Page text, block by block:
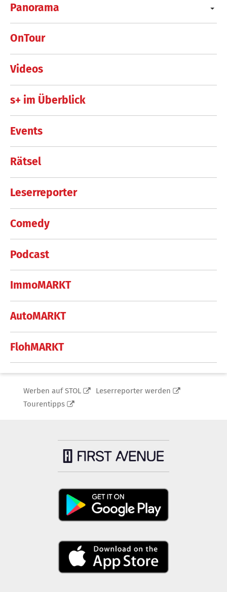
Panorama
OnTour
Videos
s+ im Überblick
Events
Rätsel
Leserreporter
Comedy
Podcast
ImmoMARKT
AutoMARKT
FlohMARKT
Werben auf STOL
Leserreporter werden
Tourentipps